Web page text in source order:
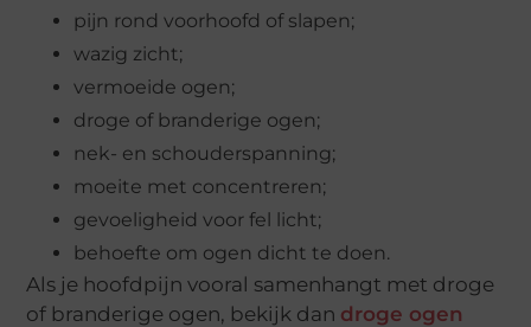
pijn rond voorhoofd of slapen;
wazig zicht;
vermoeide ogen;
droge of branderige ogen;
nek- en schouderspanning;
moeite met concentreren;
gevoeligheid voor fel licht;
behoefte om ogen dicht te doen.
Als je hoofdpijn vooral samenhangt met droge
of branderige ogen, bekijk dan droge ogen